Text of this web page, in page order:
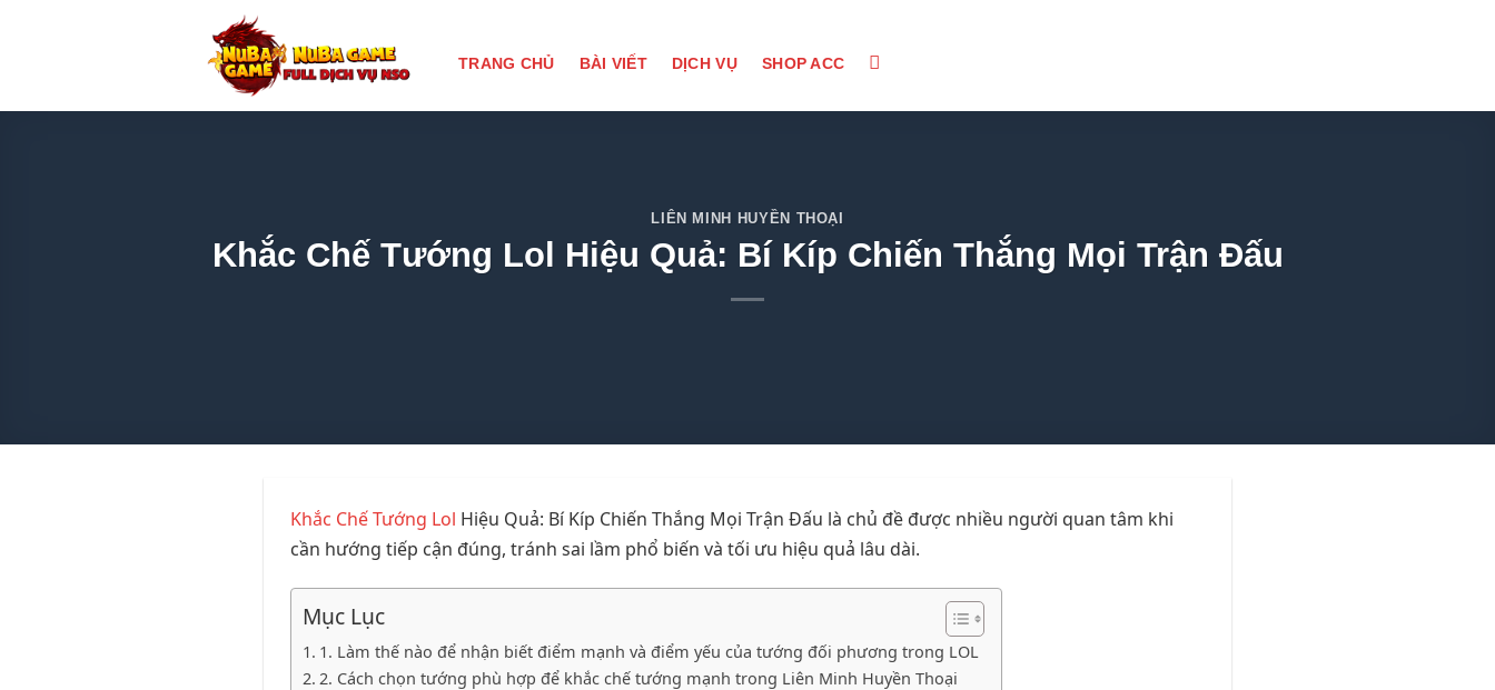
TRANG CHỦ BÀI VIẾT DỊCH VỤ SHOP ACC
LIÊN MINH HUYỀN THOẠI
Khắc Chế Tướng Lol Hiệu Quả: Bí Kíp Chiến Thắng Mọi Trận Đấu
Khắc Chế Tướng Lol Hiệu Quả: Bí Kíp Chiến Thắng Mọi Trận Đấu là chủ đề được nhiều người quan tâm khi
cần hướng tiếp cận đúng, tránh sai lầm phổ biến và tối ưu hiệu quả lâu dài.
Mục Lục
1. Làm thế nào để nhận biết điểm mạnh và điểm yếu của tướng đối phương trong LOL
2. Cách chọn tướng phù hợp để khắc chế tướng mạnh trong Liên Minh Huyền Thoại